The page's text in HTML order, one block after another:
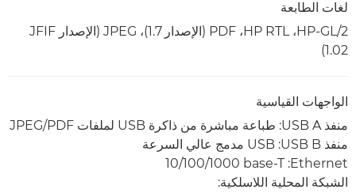
لغات الطابعة
HP-GL/2،‏ HP RTL،‏ PDF‏ (الإصدار 1.7)، JPEG (الإصدار JFIF
1.02)
الواجهات القياسية
منفذ USB A: طباعة مباشرة من ذاكرة USB لملفات JPEG/PDF
منفذ USB B: ‏USB مدمج عالي السرعة
Ethernet:‏ ‎10/100/1000 base-T
الشبكة المحلية اللاسلكية: